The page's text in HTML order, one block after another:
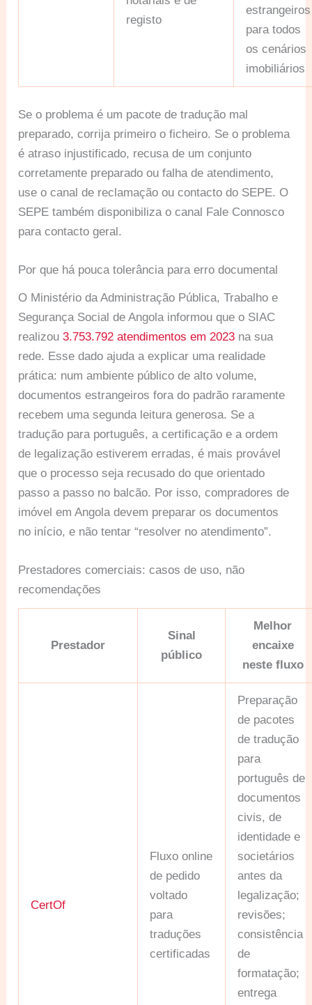
registo
estrangeiros
para todos
os cenários
imobiliários
Se o problema é um pacote de tradução mal
preparado, corrija primeiro o ficheiro. Se o problema
é atraso injustificado, recusa de um conjunto
corretamente preparado ou falha de atendimento,
use o canal de reclamação ou contacto do SEPE. O
SEPE também disponibiliza o canal Fale Connosco
para contacto geral.
Por que há pouca tolerância para erro documental
O Ministério da Administração Pública, Trabalho e
Segurança Social de Angola informou que o SIAC
realizou3.753.792 atendimentos em 2023 na sua
rede. Esse dado ajuda a explicar uma realidade
prática: num ambiente público de alto volume,
documentos estrangeiros fora do padrão raramente
recebem uma segunda leitura generosa. Se a
tradução para português, a certificação e a ordem
de legalização estiverem erradas, é mais provável
que o processo seja recusado do que orientado
passo a passo no balcão. Por isso, compradores de
imóvel em Angola devem preparar os documentos
no início, e não tentar “resolver no atendimento”.
Prestadores comerciais: casos de uso, não
recomendações
Prestador
Sinal
público
Melhor
encaixe
neste fluxo
CertOf
Fluxo online
de pedido
voltado
para
traduções
certificadas
Preparação
de pacotes
de tradução
para
português de
documentos
civis, de
identidade e
societários
antes da
legalização;
revisões;
consistência
de
formatação;
entrega